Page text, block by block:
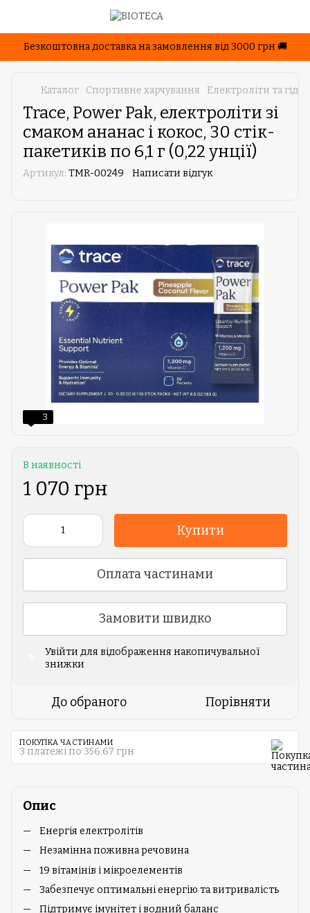
Безкоштовна доставка на замовлення від 3000 грн 🚚
Каталог Спортивне харчування Електроліти та
Trace, Power Pak, електроліти зі
смаком ананас і кокос, 30 стік-
пакетиків по 6,1 г (0,22 унції)
Артикул: TMR-00249 Написати відгук
3
В наявності
1 070 грн
Купити
Оплата частинами
Замовити швидко
Увійти для відображення накопичувальної
знижки
До обраного Порівняти
ПОКУПКА ЧАСТИНАМИ
3 платежі по 356.67 грн
Опис
Енергія електролітів
Незамінна поживна речовина
19 вітамінів і мікроелементів
Забезпечує оптимальні енергію та витривалість
Підтримує імунітет і водний баланс